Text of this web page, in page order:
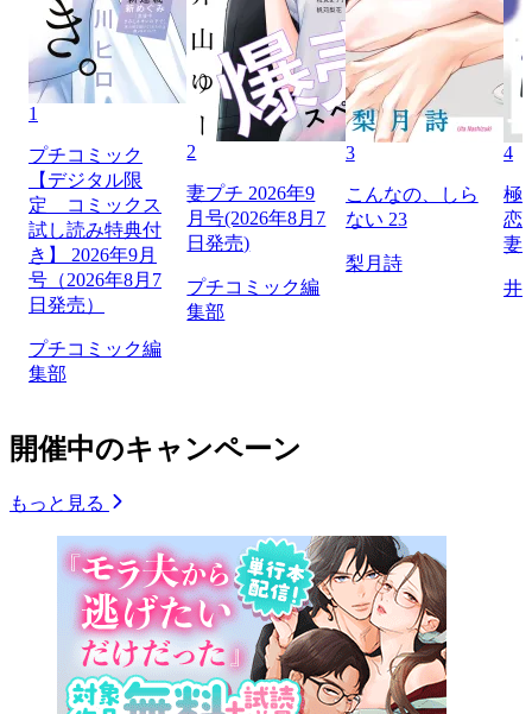
1
プチコミック
【デジタル限
定 コミックス
試し読み特典付
き】 2026年9月
号（2026年8月7
日発売）
プチコミック編
集部
2
妻プチ 2026年9
月号(2026年8月7
日発売)
プチコミック編
集部
3
こんなの、しら
ない 23
梨月詩
4
極
恋
妻
井
開催中のキャンペーン
もっと見る